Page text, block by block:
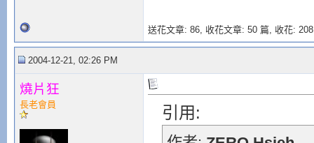
送花文章: 86, 收花文章: 50 篇, 收花:
2004-12-21, 02:26 PM
燒片狂
長老會員 引用: